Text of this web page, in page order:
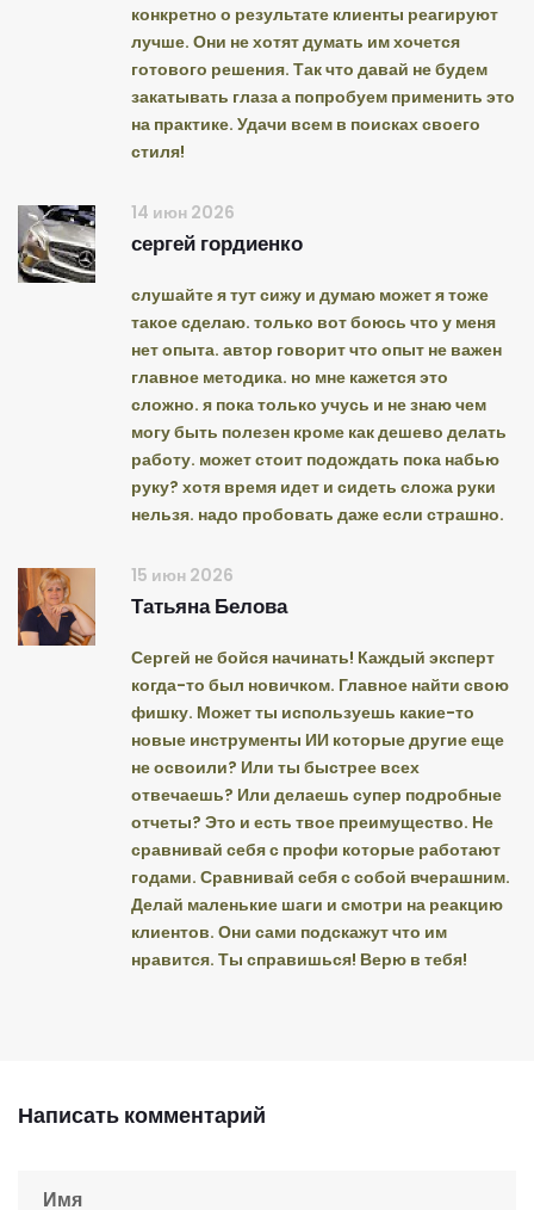
конкретно о результате клиенты реагируют
лучше. Они не хотят думать им хочется
готового решения. Так что давай не будем
закатывать глаза а попробуем применить это
на практике. Удачи всем в поисках своего
стиля!
14 июн 2026
сергей гордиенко
слушайте я тут сижу и думаю может я тоже
такое сделаю. только вот боюсь что у меня
нет опыта. автор говорит что опыт не важен
главное методика. но мне кажется это
сложно. я пока только учусь и не знаю чем
могу быть полезен кроме как дешево делать
работу. может стоит подождать пока набью
руку? хотя время идет и сидеть сложа руки
нельзя. надо пробовать даже если страшно.
15 июн 2026
Татьяна Белова
Сергей не бойся начинать! Каждый эксперт
когда-то был новичком. Главное найти свою
фишку. Может ты используешь какие-то
новые инструменты ИИ которые другие еще
не освоили? Или ты быстрее всех
отвечаешь? Или делаешь супер подробные
отчеты? Это и есть твое преимущество. Не
сравнивай себя с профи которые работают
годами. Сравнивай себя с собой вчерашним.
Делай маленькие шаги и смотри на реакцию
клиентов. Они сами подскажут что им
нравится. Ты справишься! Верю в тебя!
Написать комментарий